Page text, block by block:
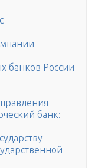
банков России
банк: